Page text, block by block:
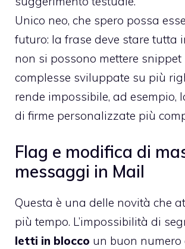
Unico neo, che spero possa
futuro: la frase deve stare tutta
non si possono mettere snippet
complesse sviluppate su più
rende impossibile, ad esempio,
di firme personalizzate più
Flag e modifica di
messaggi in Mail
Questa è una delle novità che
più tempo. L’impossibilità di
letti in blocco un buon